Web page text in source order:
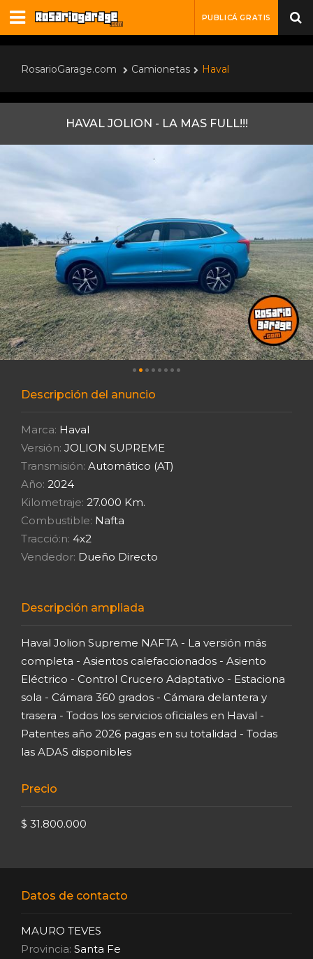
PUBLICÁ GRATIS
RosarioGarage.com Camionetas Haval
HAVAL JOLION - LA MAS FULL!!!
Descripción del anuncio
Marca: Haval
Versión: JOLION SUPREME
Transmisión: Automático (AT)
Año: 2024
Kilometraje: 27.000 Km.
Combustible: Nafta
Tracció:n: 4x2
Vendedor: Dueño Directo
Descripción ampliada
Haval Jolion Supreme NAFTA - La versión más
completa - Asientos calefaccionados - Asiento
Eléctrico - Control Crucero Adaptativo - Estaciona
sola - Cámara 360 grados - Cámara delantera y
trasera - Todos los servicios oficiales en Haval -
Patentes año 2026 pagas en su totalidad - Todas
las ADAS disponibles
Precio
$ 31.800.000
Datos de contacto
MAURO TEVES
Provincia: Santa Fe